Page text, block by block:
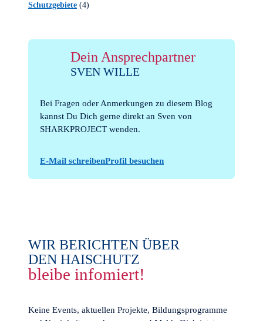
Schutzgebiete (4)
Dein Ansprechpartner
SVEN WILLE
Bei Fragen oder Anmerkungen zu diesem Blog
kannst Du Dich gerne direkt an Sven von
SHARKPROJECT wenden.
E-Mail schreibenProfil besuchen
WIR BERICHTEN ÜBER
DEN HAISCHUTZ
bleibe infomiert!
Keine Events, aktuellen Projekte, Bildungsprogramme